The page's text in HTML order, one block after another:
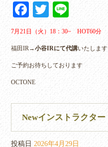
Fa
ce
bo
ok
T
wi
tte
ne
7月21日（火）18：30~ HOT60分
福田IR→小谷IRにて代講いたします
ご予約お待ちしております
OCTONE
Newインストラクター
投稿日 2026年4月29日